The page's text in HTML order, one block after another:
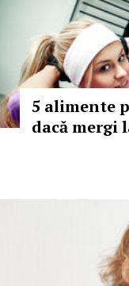
5 alimente
dacă mergi